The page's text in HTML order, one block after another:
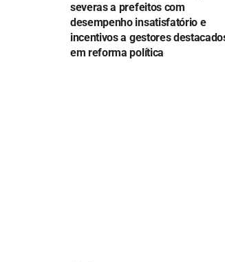
severas a prefeitos com
desempenho insatisfatório e
incentivos a gestores
em reforma política